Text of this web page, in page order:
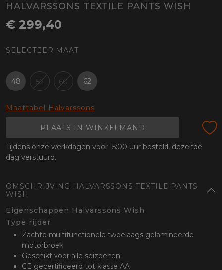
HALVARSSONS TEXTILE PANTS WISH
€ 299,40
SELECTEER MAAT
48 52 60 62
Maattabel Halvarssons
PLAATS IN WINKELMAND
Tijdens onze werkdagen voor 15:00 uur besteld, dezelfde
dag verstuurd.
OMSCHRIJVING HALVARSSONS TEXTILE PANTS
WISH
Eigenschappen Halvarssons Wish
Type rijder
Zachte multifunctionele tweelaags gelamineerde
motorbroek
Geschikt voor alle seizoenen
CE gecertificeerd tot klasse AA